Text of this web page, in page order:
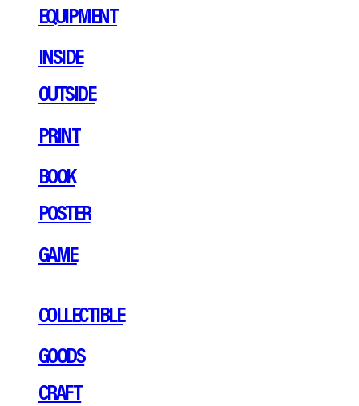
EQUIPMENT
INSIDE
OUTSIDE
PRINT
BOOK
POSTER
GAME
COLLECTIBLE
GOODS
CRAFT